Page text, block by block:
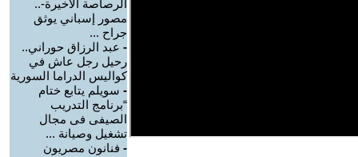
الرصاصة الأخيرة-..
مصور إسباني يوثق
جراح ...
- عبد الرزاق حوراني..
رحيل رجل عاش في
كواليس الدراما السورية
- سويلم يتابع ختام
“برنامج التدريب
الصيفى فى مجال
تشغيل وصيانة ...
- فنانون مصريون